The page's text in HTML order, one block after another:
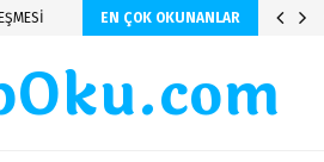
EN ÇOK OKUNANLAR